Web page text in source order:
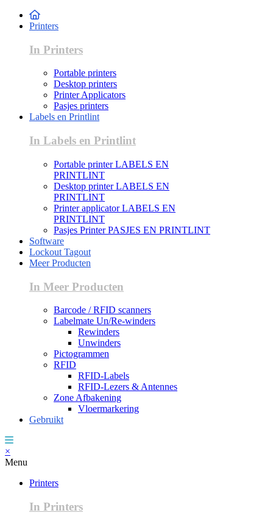
Printers
In Printers
Portable printers
Desktop printers
Printer Applicators
Pasjes printers
Labels en Printlint
In Labels en Printlint
Portable printer LABELS EN
PRINTLINT
Desktop printer LABELS EN
PRINTLINT
Printer applicator LABELS EN
PRINTLINT
Pasjes Printer PASJES EN PRINTLINT
Software
Lockout Tagout
Meer Producten
In Meer Producten
Barcode / RFID scanners
Labelmate Un/Re-winders
Rewinders
Unwinders
Pictogrammen
RFID
RFID-Labels
RFID-Lezers & Antennes
Zone Afbakening
Vloermarkering
Gebruikt
×
Menu
Printers
In Printers